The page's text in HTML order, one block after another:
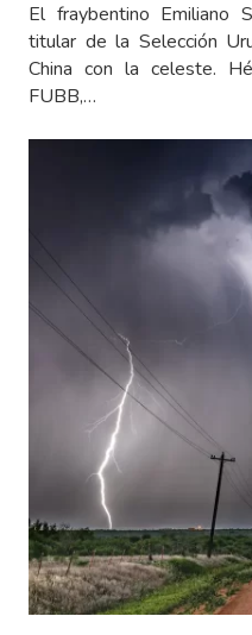
El fraybentino Emiliano
titular de la Selección
China con la celeste.
FUBB,…